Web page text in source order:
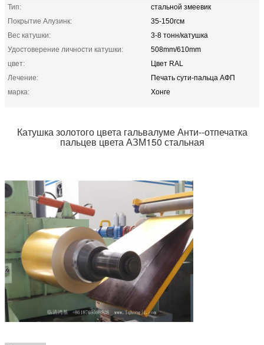
Тип:
стальной змеевик
Покрытие Алузинк:
35-150гсм
Вес катушки:
3-8 тонн/катушка
Удостоверение личности катушки:
508mm/610mm
цвет:
Цвет RAL
Лечение:
Печать сути-пальца АФП
марка:
Хонге
Катушка золотого цвета гальвалуме Анти--отпечатка
пальцев цвета АЗМ150 стальная